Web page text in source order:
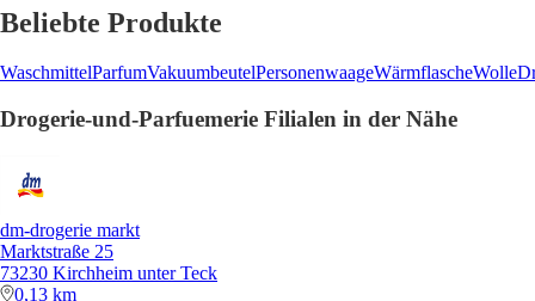
Beliebte Produkte
WaschmittelParfumVakuumbeutelPersonenwaageWärmflascheWolle
Drogerie-und-Parfuemerie Filialen in der Nähe
dm-drogerie markt
Marktstraße 25
73230 Kirchheim unter Teck
0,13 km